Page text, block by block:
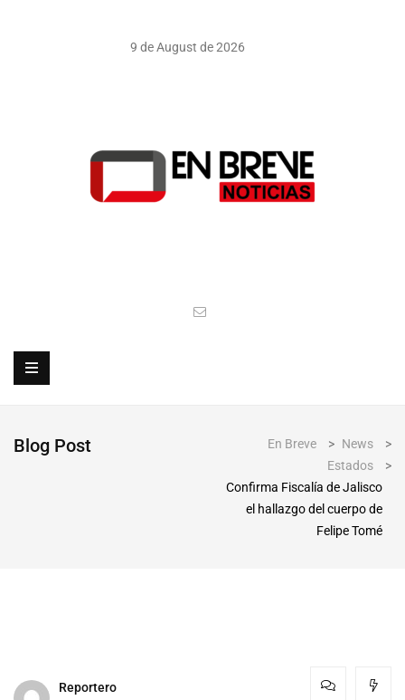
9 de August de 2026
Blog Post En Breve > News
>
Estados
>
Confirma Fiscalía de Jalisco
el hallazgo del cuerpo de
Felipe Tomé
Reportero